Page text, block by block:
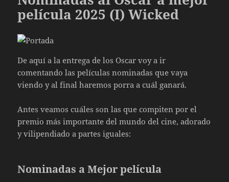
película 2025 (I) Wicked
De aquí a la entrega de los Oscar voy a ir
comentando las películas nominadas que vaya
viendo y al final haremos porra a cuál ganará.
Antes veamos cuáles son las que compiten por el
premio más importante del mundo del cine, adorado
y vilipendiado a partes iguales:
Nominadas a Mejor película